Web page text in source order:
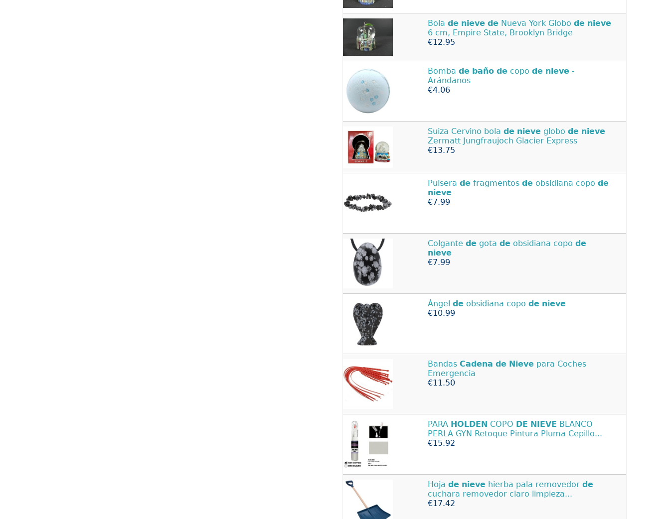
Bola de nieve de Nueva York Globo de nieve
6 cm, Empire State, Brooklyn Bridge
€12.95
Bomba de baño de copo de nieve -
Arándanos
€4.06
Suiza Cervino bola de nieve globo de nieve
Zermatt Jungfraujoch Glacier Express
€13.75
Pulsera de fragmentos de obsidiana copo de
nieve
€7.99
Colgante de gota de obsidiana copo de
nieve
€7.99
Ángel de obsidiana copo de nieve
€10.99
Bandas Cadena de Nieve para Coches
Emergencia
€11.50
PARA HOLDEN COPO DE NIEVE BLANCO
PERLA GYN Retoque Pintura Pluma Cepillo...
€15.92
Hoja de nieve hierba pala removedor de
cuchara removedor claro limpieza...
€17.42